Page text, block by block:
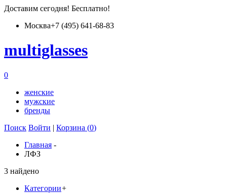
Доставим сегодня! Бесплатно!
Москва+7 (495) 641-68-83
multiglasses
0
женские
мужские
бренды
Поиск Войти | Корзина (0)
Главная -
ЛФЗ
3 найдено
Категории+